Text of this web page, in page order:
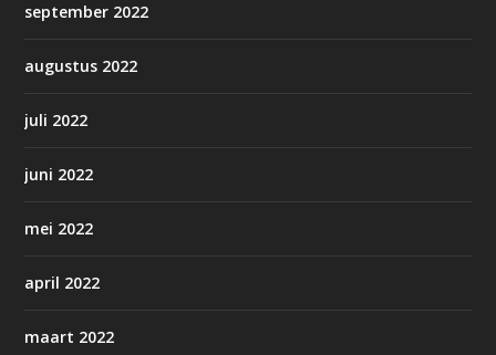
september 2022
augustus 2022
juli 2022
juni 2022
mei 2022
april 2022
maart 2022